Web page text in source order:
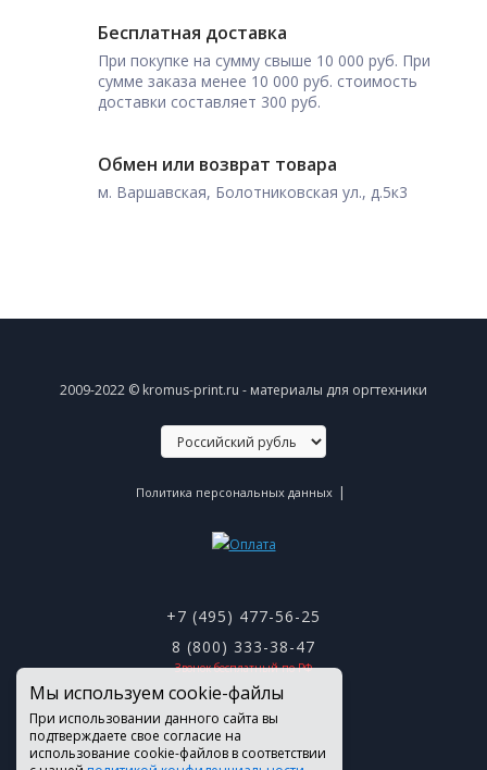
Бесплатная доставка
При покупке на сумму свыше 10 000 руб. При
сумме заказа менее 10 000 руб. стоимость
доставки составляет 300 руб.
Обмен или возврат товара
м. Варшавская, Болотниковская ул., д.5к3
2009-2022 © kromus-print.ru - материалы для оргтехники
Политика персональных данных |
+7 (495) 477-56-25
8 (800) 333-38-47
Звонок бесплатный по РФ
Мы используем cookie-файлы
При использовании данного сайта вы
подтверждаете свое согласие на
использование cookie-файлов в соответствии